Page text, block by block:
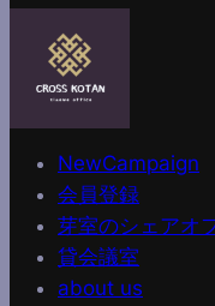
NewCampaign
会員登録
芽室のシェアオ
貸会議室
about us